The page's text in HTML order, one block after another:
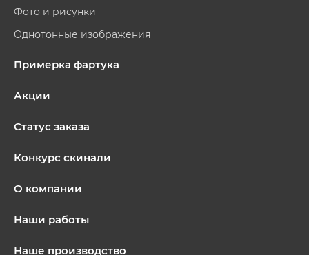
Фото и рисунки
Однотонные изображения
Примерка фартука
Акции
Статус заказа
Конкурс скинали
О компании
Наши работы
Наше производство